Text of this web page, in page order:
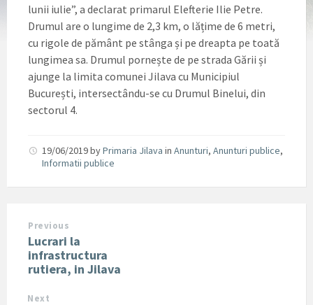
lunii iulie”, a declarat primarul Elefterie Ilie Petre.
Drumul are o lungime de 2,3 km, o lățime de 6 metri,
cu rigole de pământ pe stânga și pe dreapta pe toată
lungimea sa. Drumul pornește de pe strada Gării și
ajunge la limita comunei Jilava cu Municipiul
București, intersectându-se cu Drumul Binelui, din
sectorul 4.
19/06/2019byPrimaria Jilava in Anunturi, Anunturi publice,
Informatii publice
Previous
Lucrari la
infrastructura
rutiera, in Jilava
Next